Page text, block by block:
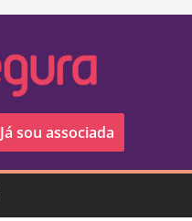
Já sou associada